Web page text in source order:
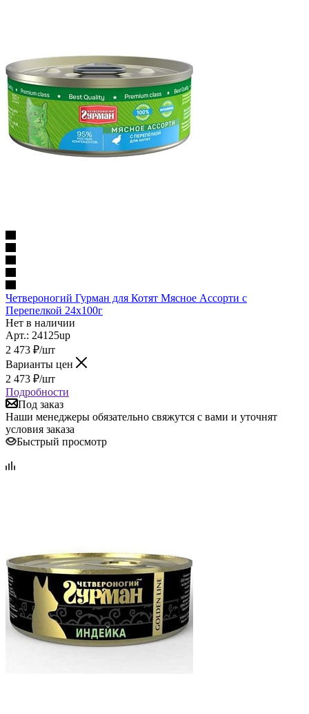
Четвероногий Гурман для Котят Мясное Ассорти с
Перепелкой 24х100г
Нет в наличии
Арт.: 24125up
2 473 ₽/шт
Варианты цен
2 473 ₽/шт
Подробности
Под заказ
Наши менеджеры обязательно свяжутся с вами и уточнят
условия заказа
Быстрый просмотр